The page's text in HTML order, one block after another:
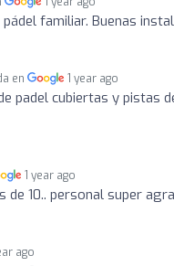
pádel familiar. Buenas
en 1 year ago
padel cubiertas y pistas
1 year ago
de 10.. personal super
ago